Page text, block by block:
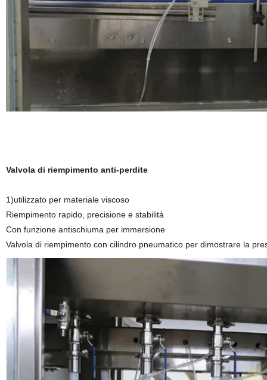
Valvola di riempimento anti-perdite
1)utilizzato per materiale viscoso
Riempimento rapido, precisione e stabilità
Con funzione antischiuma per immersione
Valvola di riempimento con cilindro pneumatico per dimostrare la